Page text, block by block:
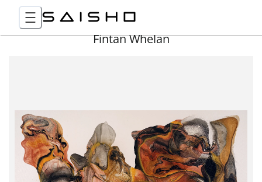
Fintan Whelan